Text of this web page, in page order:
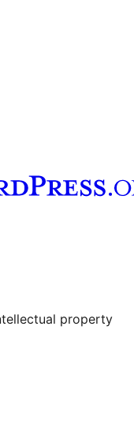
property